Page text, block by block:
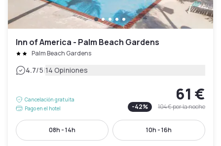
Inn of America - Palm Beach Gardens
Palm Beach Gardens
4.7/5|14 Opiniones
Cancelación gratuita
Pago en el hotel
61 €
-42% 104 €por la noche
08h - 14h 10h - 16h